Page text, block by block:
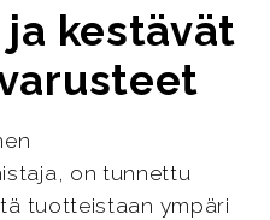
kestävät
on tunnettu
tuotteistaan ympäri